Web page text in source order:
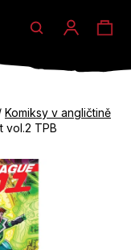
Hledat
Komiksy v angličtině
vol.2 TPB